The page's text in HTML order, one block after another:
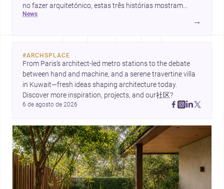
no fazer arquitetónico, estas três histórias mostram
como a disciplina continua a reinventar cidades, materiais
contemporânea.
news
→
#ARCHSPLACE
From Paris’s architect-led metro stations to the debate
between hand and machine, and a serene travertine villa
in Kuwait—fresh ideas shaping architecture today.
Discover more inspiration, projects, and our社区?
6 de agosto de 2026